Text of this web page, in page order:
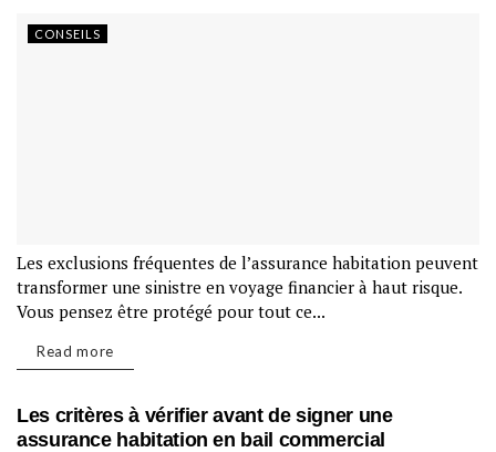
CONSEILS
Les exclusions fréquentes de l’assurance habitation peuvent
transformer une sinistre en voyage financier à haut risque.
Vous pensez être protégé pour tout ce...
Read more
Les critères à vérifier avant de signer une
assurance habitation en bail commercial